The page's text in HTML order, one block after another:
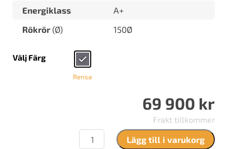
Energiklass
A+
Rökrör (Ø) 150Ø
Välj Färg
Rensa
69 900 kr
Frakt tillkommer
Contura
i51AN
Lägg till i varukorg